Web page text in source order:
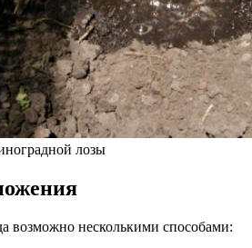
лозы
возможно несколькими способами: